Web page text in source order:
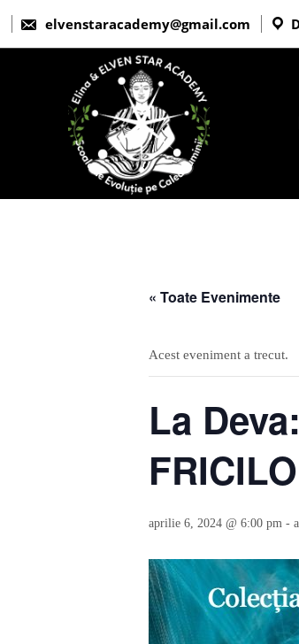
elvenstaracademy@gmail.com
« Toate Evenimente
Acest eveniment a trecut.
La
aprilie 6, 2024 @ 6:00 pm -